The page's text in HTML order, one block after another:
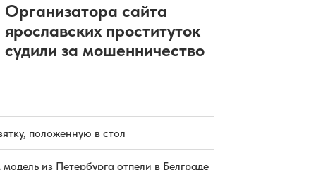
Организатора сайта
ярославских проституток
судили за мошенничество
положенную в стол
из Петербурга отпели в Белграде